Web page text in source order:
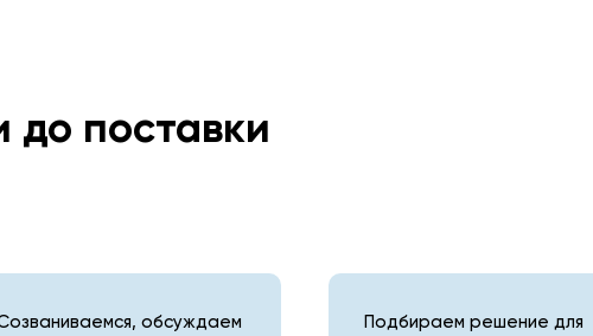
до поставки
обсуждаем
Подбираем решение для